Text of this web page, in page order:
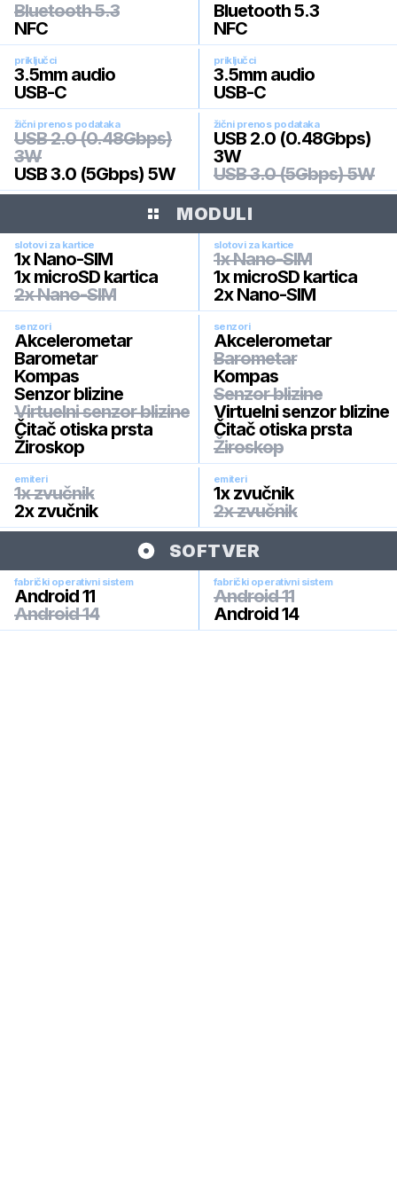
Bluetooth 5.3
NFC
Bluetooth 5.3
NFC
priključci
3.5mm audio
USB-C
priključci
3.5mm audio
USB-C
žični prenos podataka
USB 2.0 (0.48Gbps)
3W
USB 3.0 (5Gbps) 5W
žični prenos podataka
USB 2.0 (0.48Gbps)
3W
USB 3.0 (5Gbps) 5W
MODULI
slotovi za kartice
1x Nano-SIM
1x microSD kartica
2x Nano-SIM
slotovi za kartice
1x Nano-SIM
1x microSD kartica
2x Nano-SIM
senzori
Akcelerometar
Barometar
Kompas
Senzor blizine
Virtuelni senzor blizine
Čitač otiska prsta
Žiroskop
senzori
Akcelerometar
Barometar
Kompas
Senzor blizine
Virtuelni senzor blizine
Čitač otiska prsta
Žiroskop
emiteri
1x zvučnik
2x zvučnik
emiteri
1x zvučnik
2x zvučnik
SOFTVER
fabrički operativni sistem
Android 11
Android 14
fabrički operativni sistem
Android 11
Android 14